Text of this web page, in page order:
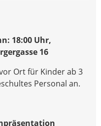
18:00 Uhr,
16
Ort für Kinder ab 3
Personal an.